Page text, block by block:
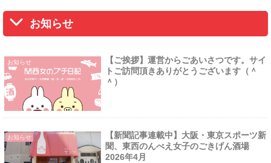
お知らせ
お知らせ
【ご挨拶】運営からごあいさつです。サイ
トご訪問頂きありがとうございます（＾
＾）
お知らせ
【新聞記事連載中】大阪・東京スポーツ新
聞、東西のんべえ女子のごきげん酒場
2026年4月